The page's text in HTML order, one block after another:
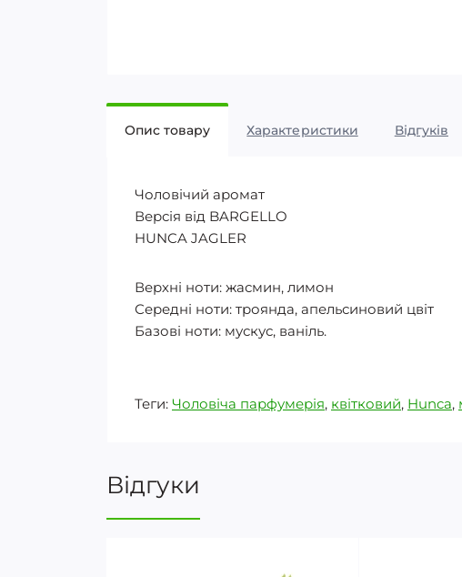
Опис товару Характеристики Відгуків
Чоловічий аромат
Версія від BARGELLO
HUNCA JAGLER
Верхні ноти: жасмин, лимон
Середні ноти: троянда, апельсиновий цвіт
Базові ноти: мускус, ваніль.
Теги: Чоловіча парфумерія, квітковий, Hunca,
Відгуки